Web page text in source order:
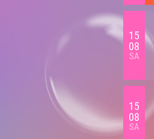
15
08
SA
15
08
SA